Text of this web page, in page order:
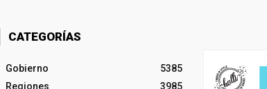
CATEGORÍAS
Gobierno
5385
Regiones
3985